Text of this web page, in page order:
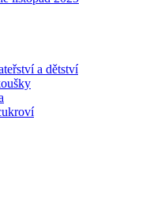
a dětství